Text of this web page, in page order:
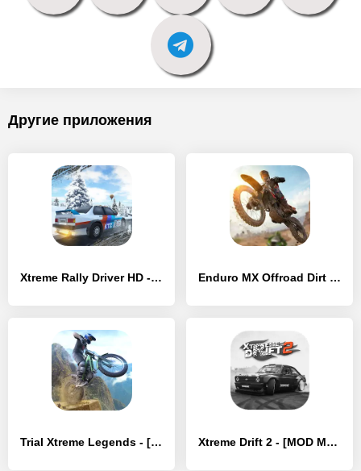
Другие приложения
Xtreme Rally Driver HD - [MOD Бесконечные монеты] Enduro MX Offroad Dirt Bikes - [MOD Много денег]
Trial Xtreme Legends - [MOD Бесконечные деньги] Xtreme Drift 2 - [MOD Много денег]